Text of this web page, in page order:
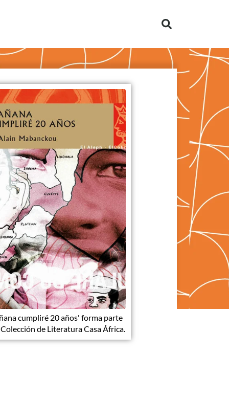
cumpliré 20 años' forma parte
de Literatura Casa África.